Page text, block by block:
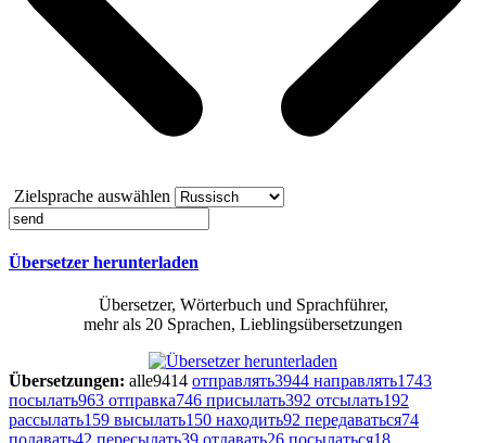
Zielsprache auswählen
Übersetzer herunterladen
Übersetzer, Wörterbuch und Sprachführer,
mehr als 20 Sprachen, Lieblingsübersetzungen
Übersetzungen: alle9414 отправлять3944 направлять1743
посылать963 отправка746 присылать392 отсылать192
рассылать159 высылать150 находить92 передаваться74